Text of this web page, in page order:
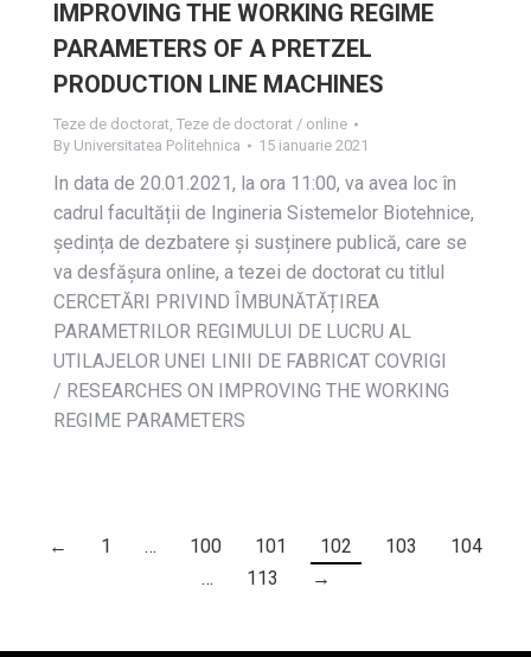
IMPROVING THE WORKING REGIME
PARAMETERS OF A PRETZEL
PRODUCTION LINE MACHINES
Teze de doctorat, Teze de doctorat / online
By Universitatea Politehnica 15 ianuarie 2021
In data de 20.01.2021, la ora 11:00, va avea loc în
cadrul facultății de Ingineria Sistemelor Biotehnice,
ședința de dezbatere și susținere publică, care se
va desfășura online, a tezei de doctorat cu titlul
CERCETĂRI PRIVIND ÎMBUNĂTĂȚIREA
PARAMETRILOR REGIMULUI DE LUCRU AL
UTILAJELOR UNEI LINII DE FABRICAT COVRIGI
/ RESEARCHES ON IMPROVING THE WORKING
REGIME PARAMETERS
← 1 … 100 101 102 103
104
…
113 →